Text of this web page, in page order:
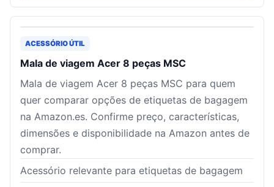
ACESSÓRIO ÚTIL
Mala de viagem Acer 8 peças MSC
Mala de viagem Acer 8 peças MSC para quem
quer comparar opções de etiquetas de bagagem
na Amazon.es. Confirme preço, características,
dimensões e disponibilidade na Amazon antes de
comprar.
Acessório relevante para etiquetas de bagagem